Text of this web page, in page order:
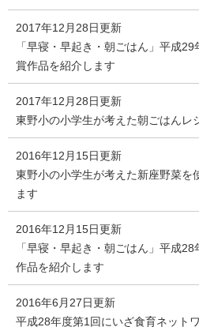
2017年12月28日更新
「早寝・早起き・朝ごはん」平成
賞作品を紹介します
2017年12月28日更新
東野小の小学生が考えた朝ごはんレ
2016年12月15日更新
東野小の小学生が考えた新座野菜を
ます
2016年12月15日更新
「早寝・早起き・朝ごはん」平成
作品を紹介します
2016年6月27日更新
平成28年度第1回にいざ食育ネット